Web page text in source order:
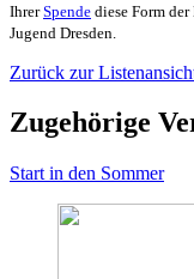
IhrerSpende diese Form
Jugend Dresden.
Zurück zur
Zugehörige
Start in den Sommer